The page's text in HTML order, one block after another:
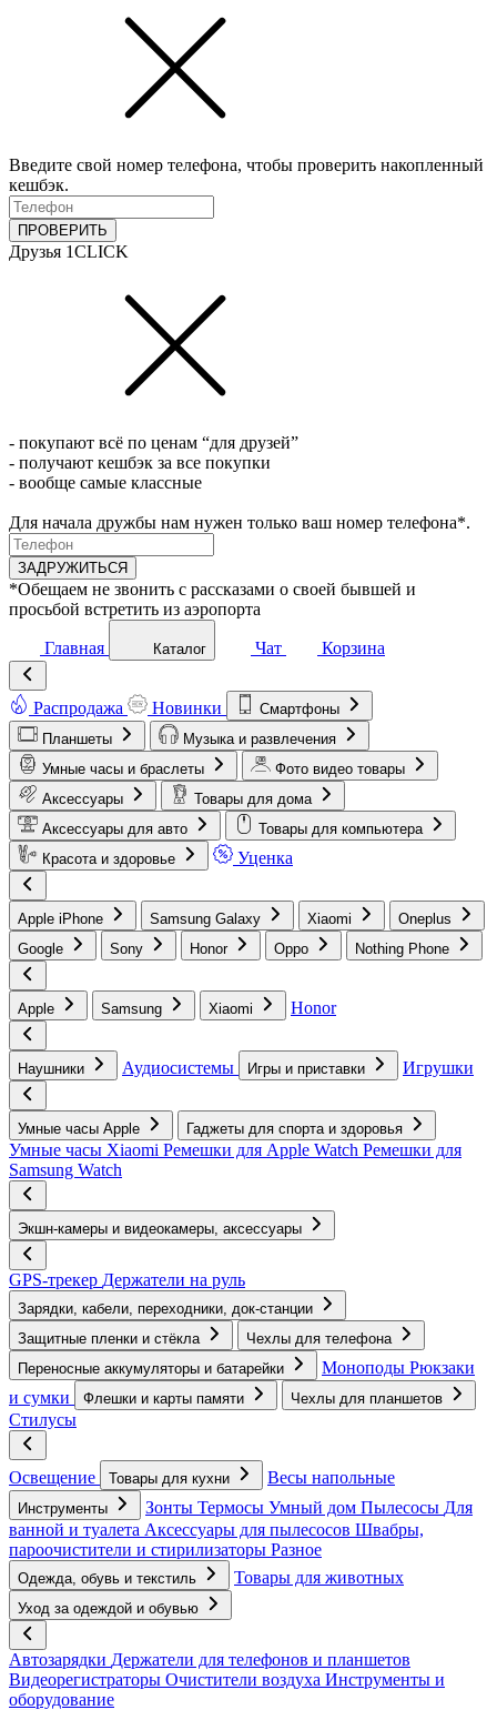
Введите свой номер телефона, чтобы проверить накопленный
кешбэк.
ПРОВЕРИТЬ
Друзья 1CLICK
- покупают всё по ценам “для друзей”
- получают кешбэк за все покупки
- вообще самые классные
Для начала дружбы нам нужен только ваш номер телефона*.
ЗАДРУЖИТЬСЯ
*Обещаем не звонить с рассказами о своей бывшей и
просьбой встретить из аэропорта
Главная Каталог Чат Корзина
Распродажа Новинки
Смартфоны
Планшеты
Музыка и развлечения
Умные часы и браслеты
Фото видео товары
Аксессуары
Товары для дома
Аксессуары для авто
Товары для компьютера
Красота и здоровье
Уценка
Apple iPhone Samsung Galaxy Xiaomi
Oneplus
Google
Sony Honor Oppo Nothing Phone
Apple Samsung Xiaomi Honor
Наушники Аудиосистемы Игры и приставки Игрушки
Умные часы Apple Гаджеты для спорта и здоровья
Умные часы Xiaomi Ремешки для Apple Watch Ремешки для
Samsung Watch
Экшн-камеры и видеокамеры, аксессуары
GPS-трекер Держатели на руль
Зарядки, кабели, переходники, док-станции
Защитные пленки и стёкла
Чехлы для телефона
Переносные аккумуляторы и батарейки
Моноподы Рюкзаки
и сумки
Флешки и карты памяти Чехлы для планшетов
Стилусы
Освещение Товары для кухни Весы напольные
Инструменты Зонты Термосы Умный дом Пылесосы Для
ванной и туалета Аксессуары для пылесосов Швабры,
пароочистители и стирилизаторы Разное
Одежда, обувь и текстиль Товары для животных
Уход за одеждой и обувью
Автозарядки Держатели для телефонов и планшетов
Видеорегистраторы Очистители воздуха Инструменты и
оборудование